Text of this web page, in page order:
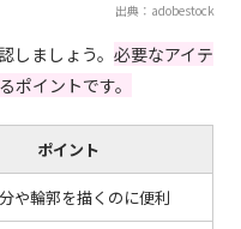
出典：adobestock
しましょう。必要なアイテ
ポイントです。
ポイント
や輪郭を描くのに便利